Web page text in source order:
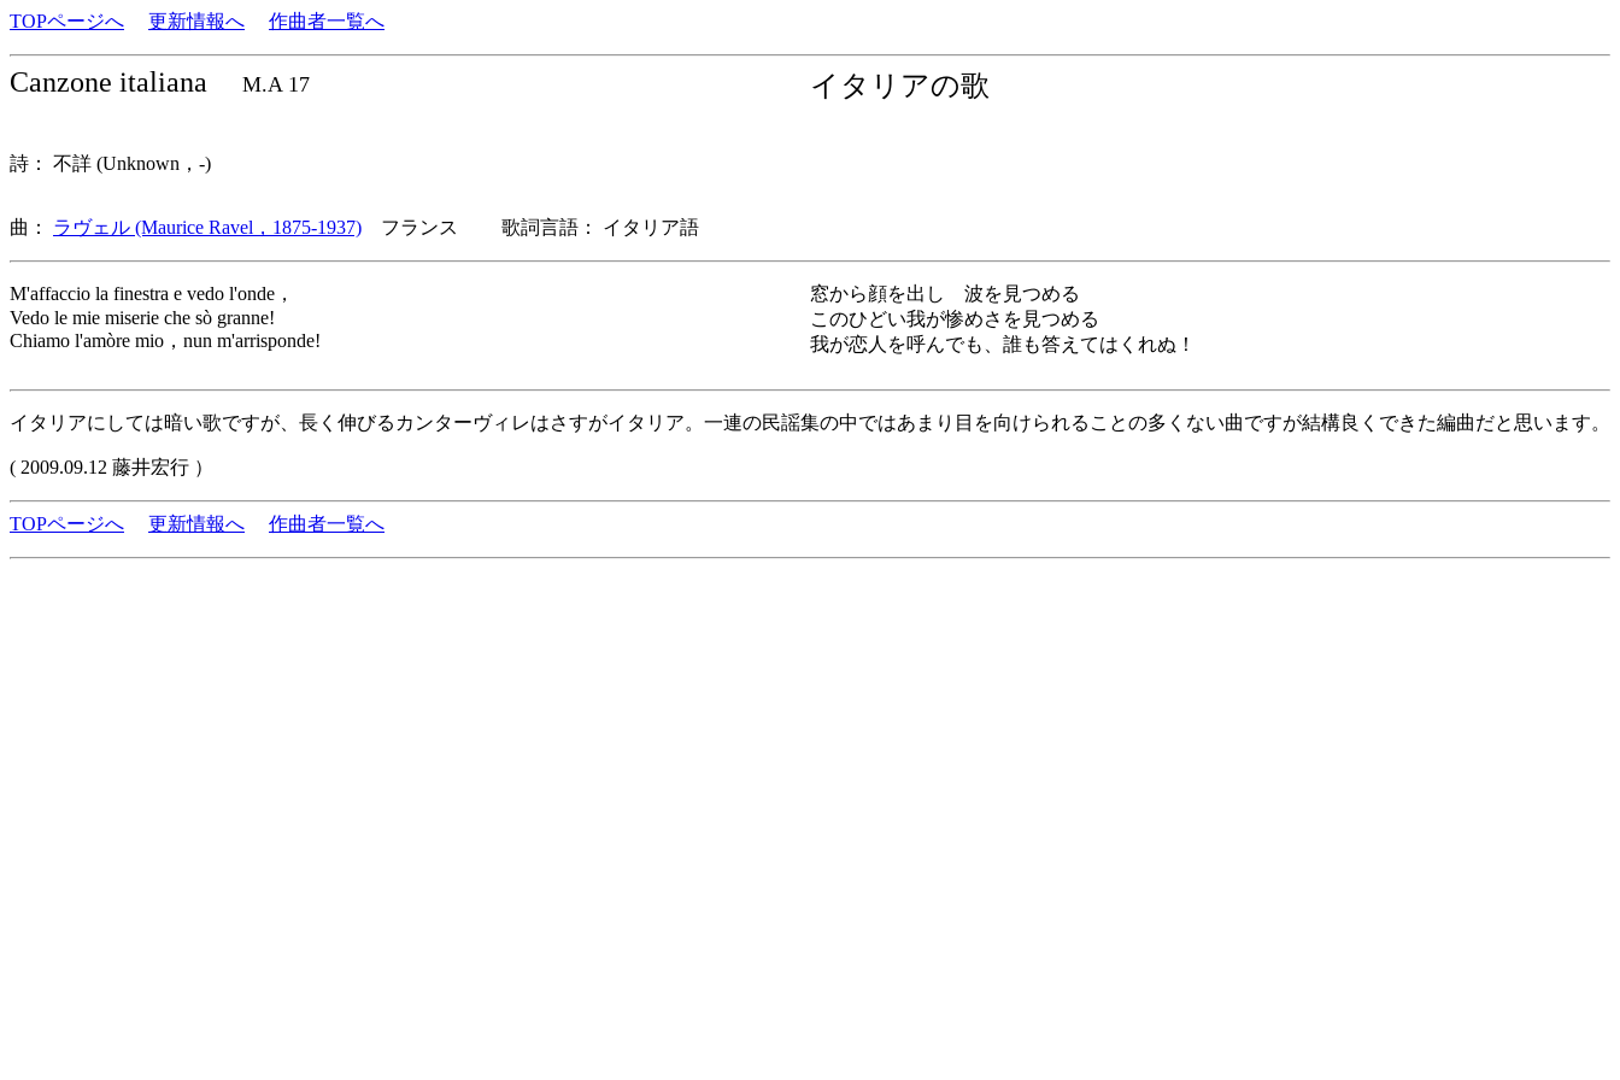
TOPページへ 更新情報へ 作曲者一覧へ
Canzone italiana M.A 17 イタリアの歌
詩： 不詳 (Unknown，-)
曲： ラヴェル (Maurice Ravel，1875-1937) フランス 歌詞言語： イタリア語
M'affaccio la finestra e vedo l'onde，
Vedo le mie miserie che sò granne!
Chiamo l'amòre mio，nun m'arrisponde!
窓から顔を出し 波を見つめる
このひどい我が惨めさを見つめる
我が恋人を呼んでも、誰も答えてはくれぬ！
イタリアにしては暗い歌ですが、長く伸びるカンターヴィレはさすがイタリア。一連の民謡集の中ではあまり目を向けられることの多くない曲ですが結構良くできた編曲だと思います。
( 2009.09.12 藤井宏行 ）
TOPページへ 更新情報へ 作曲者一覧へ